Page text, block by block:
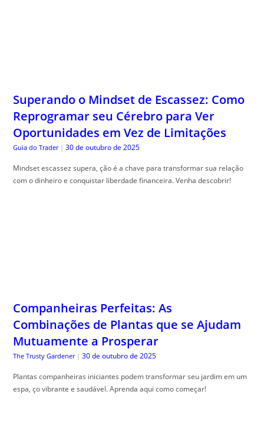
Superando o Mindset de Escassez: Como
Reprogramar seu Cérebro para Ver
Oportunidades em Vez de Limitações
Guia do Trader | 30 de outubro de 2025
Mindset escassez supera, ção é a chave para transformar sua relação
com o dinheiro e conquistar liberdade financeira. Venha descobrir!
Companheiras Perfeitas: As
Combinações de Plantas que se Ajudam
Mutuamente a Prosperar
The Trusty Gardener | 30 de outubro de 2025
Plantas companheiras iniciantes podem transformar seu jardim em um
espa, ço vibrante e saudável. Aprenda aqui como começar!